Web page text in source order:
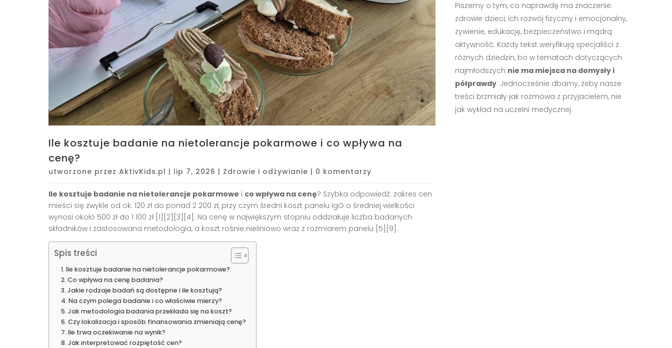
Ile kosztuje badanie na nietolerancje pokarmowe i co wpływa na
cenę?
utworzone przez AktivKids.pl | lip 7, 2026 | Zdrowie i odżywianie | 0 komentarzy
Ile kosztuje badanie na nietolerancje pokarmowe i co wpływa na cenę? Szybka odpowiedź: zakres cen
mieści się zwykle od ok. 120 zł do ponad 2 200 zł, przy czym średni koszt panelu IgG o średniej wielkości
wynosi około 500 zł do 1 100 zł [1][2][3][4]. Na cenę w największym stopniu oddziałuje liczba badanych
składników i zastosowana metodologia, a koszt rośnie nieliniowo wraz z rozmiarem panelu [5][9].
Spis treści
Ile kosztuje badanie na nietolerancje pokarmowe?
Co wpływa na cenę badania?
Jakie rodzaje badań są dostępne i ile kosztują?
Na czym polega badanie i co właściwie mierzy?
Jak metodologia badania przekłada się na koszt?
Czy lokalizacja i sposób finansowania zmieniają cenę?
Ile trwa oczekiwanie na wynik?
Jak interpretować rozpiętość cen?
Piszemy o tym, co naprawdę ma znaczenie:
zdrowie dzieci, ich rozwój fizyczny i emocjonalny,
żywienie, edukację, bezpieczeństwo i mądrą
aktywność. Każdy tekst weryfikują specjaliści z
różnych dziedzin, bo w tematach dotyczących
najmłodszych nie ma miejsca na domysły i
półprawdy. Jednocześnie dbamy, żeby nasze
treści brzmiały jak rozmowa z przyjacielem, nie
jak wykład na uczelni medycznej.